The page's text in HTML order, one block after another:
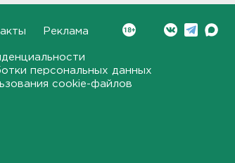
Реклама
персональных данных
cookie-файлов